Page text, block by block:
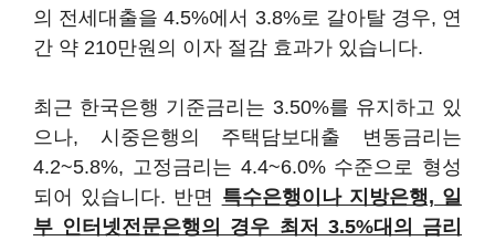
의 전세대출을 4.5%에서 3.8%로 갈아탈 경우, 연
간 약 210만원의 이자 절감 효과가 있습니다.
최근 한국은행 기준금리는 3.50%를 유지하고 있
으나, 시중은행의 주택담보대출 변동금리는
4.2~5.8%, 고정금리는 4.4~6.0% 수준으로 형성
되어 있습니다. 반면 특수은행이나 지방은행, 일
부 인터넷전문은행의 경우 최저 3.5%대의 금리